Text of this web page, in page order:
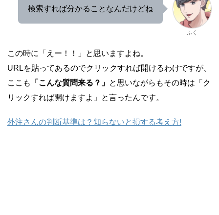
検索すれば分かることなんだけどね
ふく
この時に「えー！！」と思いますよね。
URLを貼ってあるのでクリックすれば開けるわけですが、
ここも
「こんな質問来る？」 と思いながらもその時は「ク
リックすれば開けますよ」と言ったんです。
外注さんの判断基準は？知らないと損する考え方!